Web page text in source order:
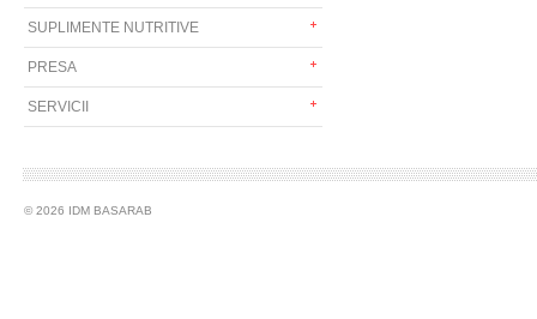
SUPLIMENTE NUTRITIVE
PRESA
SERVICII
© 2026 IDM BASARAB